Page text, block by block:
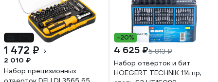
1 472 ₽
2 010 ₽
Набор прецизионных
-20%
4 625 ₽5 813 ₽
Набор отверток и бит
HOEGERT TECHNIK 114 пр,